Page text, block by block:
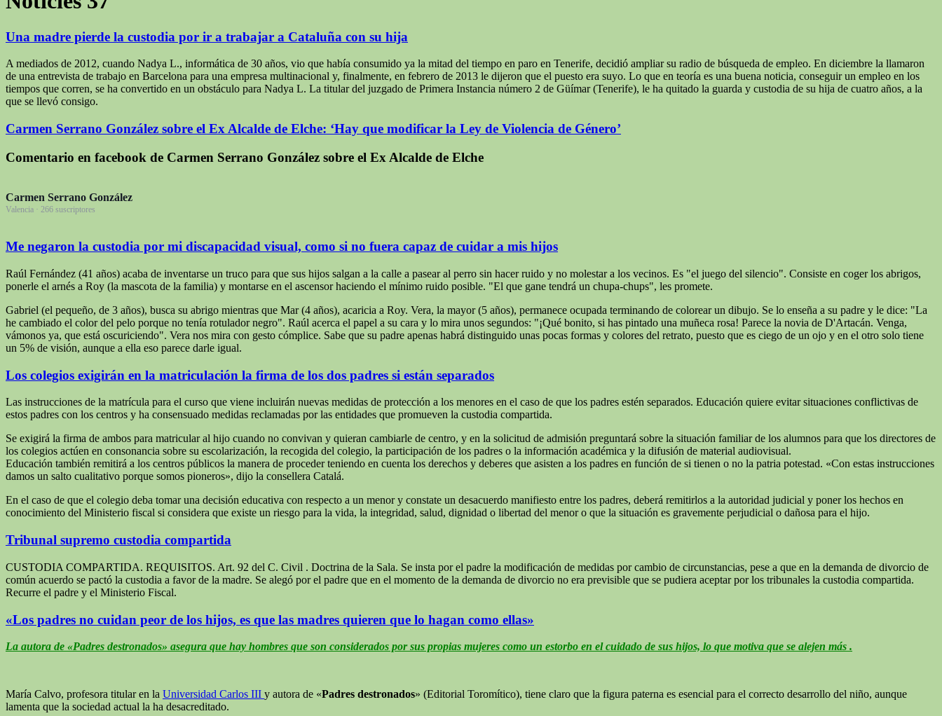
Una madre pierde la custodia por ir a trabajar a Cataluña con su hija
A mediados de 2012, cuando Nadya L., informática de 30 años, vio que había consumido ya la mitad del tiempo en paro en Tenerife, decidió ampliar su radio de búsqueda de empleo. En diciembre la llamaron
de una entrevista de trabajo en Barcelona para una empresa multinacional y, finalmente, en febrero de 2013 le dijeron que el puesto era suyo. Lo que en teoría es una buena noticia, conseguir un empleo en los
tiempos que corren, se ha convertido en un obstáculo para Nadya L. La titular del juzgado de Primera Instancia número 2 de Güímar (Tenerife), le ha quitado la guarda y custodia de su hija de cuatro años, a la
que se llevó consigo.
Carmen Serrano González sobre el Ex Alcalde de Elche: ‘Hay que modificar la Ley de Violencia de Género’
Comentario en facebook de Carmen Serrano González sobre el Ex Alcalde de Elche
Carmen Serrano González
Valencia · 266 suscriptores
Me negaron la custodia por mi discapacidad visual, como si no fuera capaz de cuidar a mis hijos
Raúl Fernández (41 años) acaba de inventarse un truco para que sus hijos salgan a la calle a pasear al perro sin hacer ruido y no molestar a los vecinos. Es "el juego del silencio". Consiste en coger los abrigos,
ponerle el arnés a Roy (la mascota de la familia) y montarse en el ascensor haciendo el mínimo ruido posible. "El que gane tendrá un chupa-chups", les promete.
Gabriel (el pequeño, de 3 años), busca su abrigo mientras que Mar (4 años), acaricia a Roy. Vera, la mayor (5 años), permanece ocupada terminando de colorear un dibujo. Se lo enseña a su padre y le dice: "La
he cambiado el color del pelo porque no tenía rotulador negro". Raúl acerca el papel a su cara y lo mira unos segundos: "¡Qué bonito, si has pintado una muñeca rosa! Parece la novia de D'Artacán. Venga,
vámonos ya, que está oscuriciendo". Vera nos mira con gesto cómplice. Sabe que su padre apenas habrá distinguido unas pocas formas y colores del retrato, puesto que es ciego de un ojo y en el otro solo tiene
un 5% de visión, aunque a ella eso parece darle igual.
Los colegios exigirán en la matriculación la firma de los dos padres si están separados
Las instrucciones de la matrícula para el curso que viene incluirán nuevas medidas de protección a los menores en el caso de que los padres estén separados. Educación quiere evitar situaciones conflictivas de
estos padres con los centros y ha consensuado medidas reclamadas por las entidades que promueven la custodia compartida.
Se exigirá la firma de ambos para matricular al hijo cuando no convivan y quieran cambiarle de centro, y en la solicitud de admisión preguntará sobre la situación familiar de los alumnos para que los directores de
los colegios actúen en consonancia sobre su escolarización, la recogida del colegio, la participación de los padres o la información académica y la difusión de material audiovisual.
Educación también remitirá a los centros públicos la manera de proceder teniendo en cuenta los derechos y deberes que asisten a los padres en función de si tienen o no la patria potestad. «Con estas instrucciones
damos un salto cualitativo porque somos pioneros», dijo la consellera Catalá.
En el caso de que el colegio deba tomar una decisión educativa con respecto a un menor y constate un desacuerdo manifiesto entre los padres, deberá remitirlos a la autoridad judicial y poner los hechos en
conocimiento del Ministerio fiscal si considera que existe un riesgo para la vida, la integridad, salud, dignidad o libertad del menor o que la situación es gravemente perjudicial o dañosa para el hijo.
Tribunal supremo custodia compartida
CUSTODIA COMPARTIDA. REQUISITOS. Art. 92 del C. Civil . Doctrina de la Sala. Se insta por el padre la modificación de medidas por cambio de circunstancias, pese a que en la demanda de divorcio de
común acuerdo se pactó la custodia a favor de la madre. Se alegó por el padre que en el momento de la demanda de divorcio no era previsible que se pudiera aceptar por los tribunales la custodia compartida.
Recurre el padre y el Ministerio Fiscal.
«Los padres no cuidan peor de los hijos, es que las madres quieren que lo hagan como ellas»
La autora de «Padres destronados» asegura que hay hombres que son considerados por sus propias mujeres como un estorbo en el cuidado de sus hijos, lo que motiva que se alejen más .
María Calvo, profesora titular en la Universidad Carlos III y autora de «Padres destronados» (Editorial Toromítico), tiene claro que la figura paterna es esencial para el correcto desarrollo del niño, aunque
lamenta que la sociedad actual la ha desacreditado.